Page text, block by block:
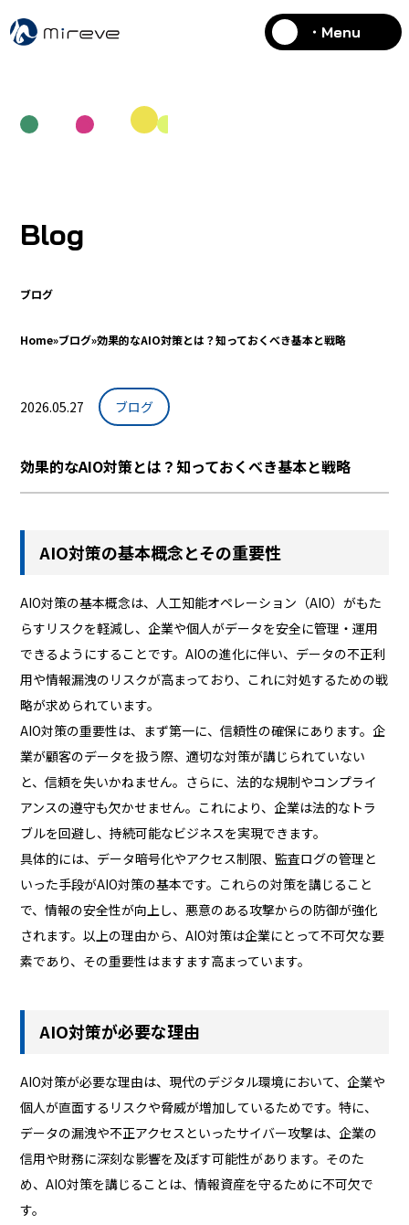
・Menu
Blog
ブログ
Home»ブログ»効果的なAIO対策とは？知っておくべき基本と戦略
2026.05.27 ブログ
効果的なAIO対策とは？知っておくべき基本と戦略
AIO対策の基本概念とその重要性
AIO対策の基本概念は、人工知能オペレーション（AIO）がもた
らすリスクを軽減し、企業や個人がデータを安全に管理・運用
できるようにすることです。AIOの進化に伴い、データの不正利
用や情報漏洩のリスクが高まっており、これに対処するための戦
略が求められています。
AIO対策の重要性は、まず第一に、信頼性の確保にあります。企
業が顧客のデータを扱う際、適切な対策が講じられていない
と、信頼を失いかねません。さらに、法的な規制やコンプライ
アンスの遵守も欠かせません。これにより、企業は法的なトラ
ブルを回避し、持続可能なビジネスを実現できます。
具体的には、データ暗号化やアクセス制限、監査ログの管理と
いった手段がAIO対策の基本です。これらの対策を講じること
で、情報の安全性が向上し、悪意のある攻撃からの防御が強化
されます。以上の理由から、AIO対策は企業にとって不可欠な要
素であり、その重要性はますます高まっています。
AIO対策が必要な理由
AIO対策が必要な理由は、現代のデジタル環境において、企業や
個人が直面するリスクや脅威が増加しているためです。特に、
データの漏洩や不正アクセスといったサイバー攻撃は、企業の
信用や財務に深刻な影響を及ぼす可能性があります。そのた
め、AIO対策を講じることは、情報資産を守るために不可欠で
す。